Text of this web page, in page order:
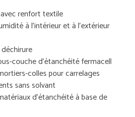
renfort textile
à l’intérieur et à l’extérieur
couche d’étanchéité fermacell
colles pour carrelages
sans solvant
d’étanchéité à base de